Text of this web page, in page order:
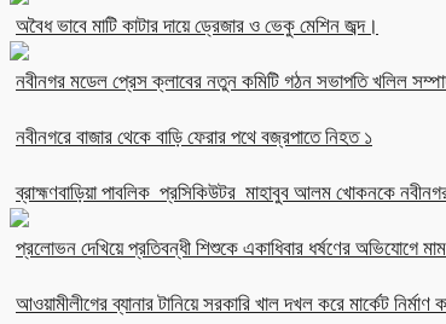
অবৈধ ভাবে মাটি কাটার দায়ে ড্রেজার ও ভেকু মেশিন জব্দ।
নবীনগর মডেল প্রেস ক্লাবের নতুন কমিটি গঠন সভাপতি খলিল
নবীনগরে বাজার থেকে বাড়ি ফেরার পথে বজ্রপাতে নিহত ১
ব্রাহ্মণবাড়িয়া পাবলিক প্রসিকিউটর মাহাবুব আলম খোকনকে
প্রলোভন দেখিয়ে প্রতিবন্ধী শিশুকে একাধিবার ধর্ষণের অভিযোগে
আওয়ামীলীগের ব্যানার টানিয়ে সরকারি খাল দখল করে মার্কেট নির্মাণ